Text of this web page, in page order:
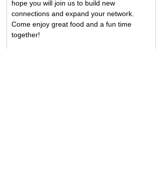
hope you will join us to build new
connections and expand your network.
Come enjoy great food and a fun time
together!